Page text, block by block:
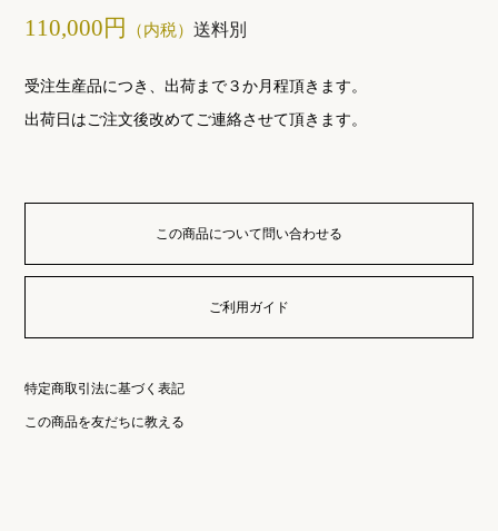
110,000円 （内税）送料別
受注生産品につき、出荷まで３か月程頂きます。
出荷日はご注文後改めてご連絡させて頂きます。
この商品について問い合わせる
ご利用ガイド
特定商取引法に基づく表記
この商品を友だちに教える